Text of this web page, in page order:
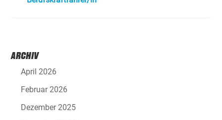
ARCHIV
April 2026
Februar 2026
Dezember 2025